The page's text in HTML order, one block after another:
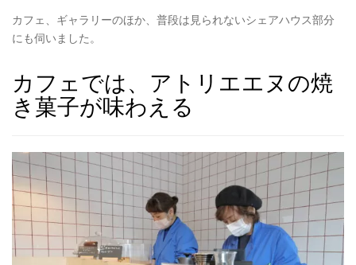
カフェ、ギャラリーのほか、普段は見られないシェアハウス部分
にも伺いました。
カフェでは、アトリエエヌの焼
き菓子が味わえる